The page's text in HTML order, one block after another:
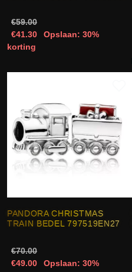
€59.00
€41.30
Opslaan: 30%
korting
PANDORA CHRISTMAS
TRAIN BEDEL 797519EN27
€70.00
€49.00
Opslaan: 30%